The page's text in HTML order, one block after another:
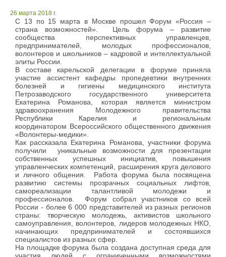
26 марта 2018 г.
С 13 по 15 марта в Москве прошел Форум «Россия –
страна возможностей».
Цель форума – развитие
сообщества перспективных управленцев,
предпринимателей, молодых профессионалов,
волонтеров и школьников – кадровой и интеллектуальной
элиты России.
В составе карельской делегации в форуме приняла
участие ассистент кафедры пропедевтики внутренних
болезней и гигиены медицинского института
Петрозаводского государственного университета
Екатерина Романова, которая является министром
здравоохранения Молодежного правительства
Республики Карелия и региональным
координатором Всероссийского общественного движения
«Волонтеры-медики».
Как рассказала Екатерина Романова, участники форума
получили уникальные возможности для презентации
собственных успешных инициатив, повышения
управленческих компетенций, расширения круга делового
и личного общения. Работа форума была посвящена
развитию системы прозрачных социальных лифтов,
самореализации талантливой молодежи и
профессионалов. Форум собрал участников со всей
России - более 6 000 представителей из разных регионов
страны: творческую молодежь, активистов школьного
самоуправления, волонтеров, лидеров молодежных НКО,
начинающих предпринимателей и состоявшихся
специалистов из разных сфер.
На площадке форума была создана доступная среда для